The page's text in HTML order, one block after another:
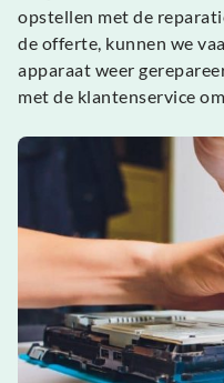
opstellen met de
de offerte, kunnen we
apparaat weer
met de klantenservice